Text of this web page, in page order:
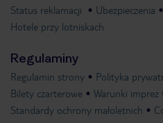
Status reklamacji
Ubezpieczenia
Hotele przy lotniskach
Regulaminy
Regulamin strony Polityka
Bilety czarterowe
Warunki imprez
Standardy ochrony małoletnich